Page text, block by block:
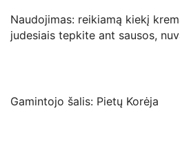
Naudojimas: reikiamą kiekį
judesiais tepkite ant sausos,
Gamintojo šalis: Pietų Korėja